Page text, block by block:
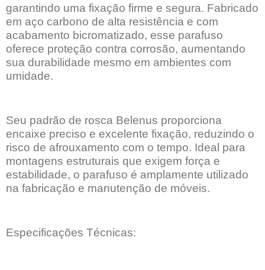
garantindo uma fixação firme e segura. Fabricado
em aço carbono de alta resistência e com
acabamento bicromatizado, esse parafuso
oferece proteção contra corrosão, aumentando
sua durabilidade mesmo em ambientes com
umidade.
Seu padrão de rosca Belenus proporciona
encaixe preciso e excelente fixação, reduzindo o
risco de afrouxamento com o tempo. Ideal para
montagens estruturais que exigem força e
estabilidade, o parafuso é amplamente utilizado
na fabricação e manutenção de móveis.
Especificações Técnicas: